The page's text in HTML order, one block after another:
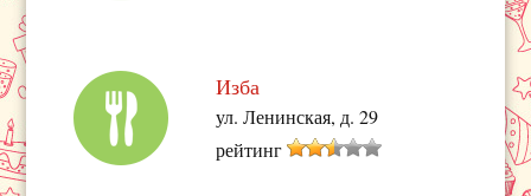
Изба
ул. Ленинская, д. 29
рейтинг